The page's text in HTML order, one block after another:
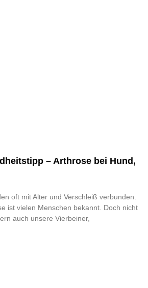
– Arthrose bei Hund,
oft mit Alter und Verschleiß verbunden.
ist vielen Menschen bekannt. Doch nicht
auch unsere Vierbeiner,